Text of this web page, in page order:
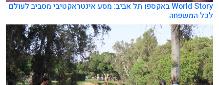
World Story באקספו תל אביב: מסע אינטראקטיבי מסביב לעולם
המשפחה